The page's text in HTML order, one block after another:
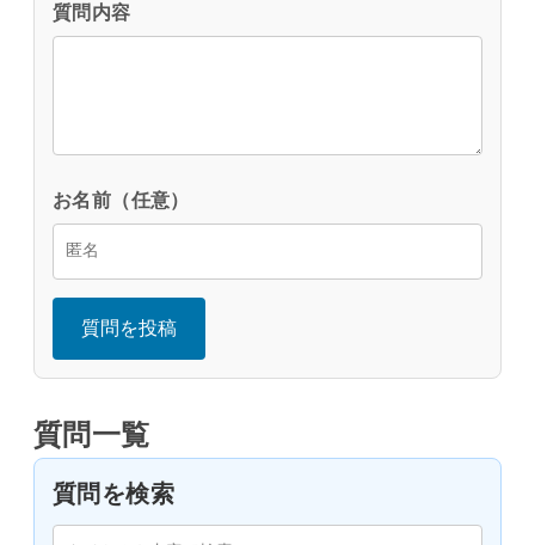
質問内容
お名前（任意）
質問を投稿
質問一覧
質問を検索